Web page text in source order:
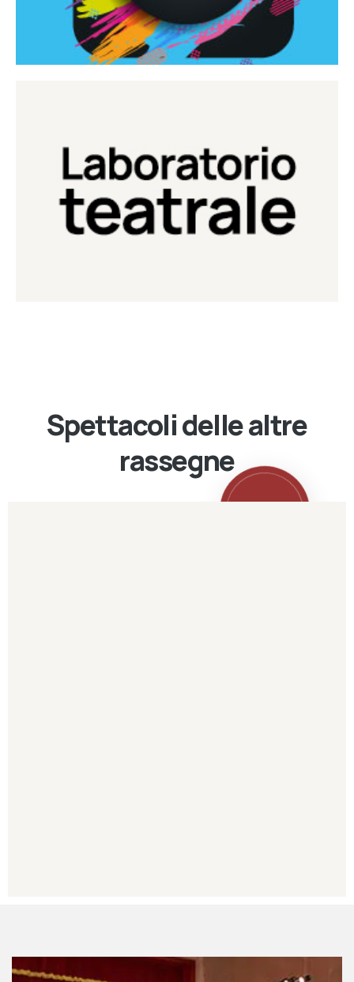
Laboratorio Teatrale
Laboratorio di teatro del Teatro Eduardo de Filippo
Continua
Spettacoli delle altre
rassegne